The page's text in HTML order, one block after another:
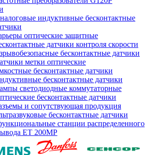
индуктивные бесконтактные
оптические защитные
датчики контроля скорости
бесконтактные датчики
метки оптические
бесконтактные датчики
бесконтактные датчики
светодиодные коммутаторные
бесконтактные датчики
и сопутствующая продукция
бесконтактные датчики
станции распределенного
ET 200MP